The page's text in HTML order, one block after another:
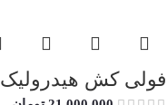
فولی کش هیدرولیک 20 تن MAXPOWER